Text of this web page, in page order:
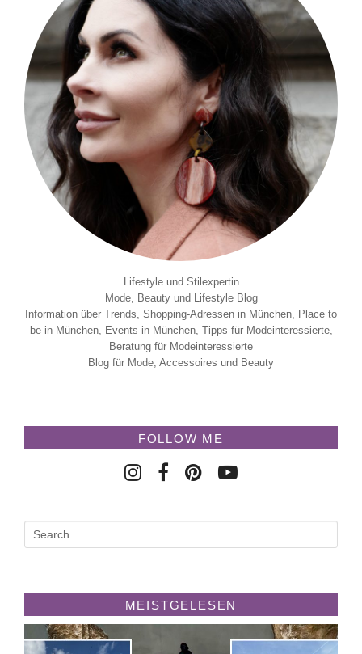
Lifestyle und Stilexpertin
Mode, Beauty und Lifestyle Blog
Information über Trends, Shopping-Adressen in München, Place to
be in München, Events in München, Tipps für Modeinteressierte,
Beratung für Modeinteressierte
Blog für Mode, Accessoires und Beauty
FOLLOW ME
MEISTGELESEN